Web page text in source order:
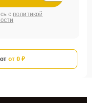
с политикой
от 0 ₽